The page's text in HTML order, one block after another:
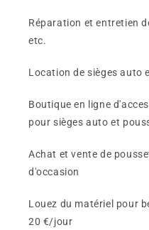
Réparation et entretien
etc.
Location de sièges auto
Boutique en ligne
pour sièges auto et
Achat et vente de
d'occasion
Louez du matériel pour
20 €/jour